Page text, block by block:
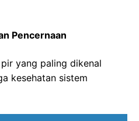
Pencernaan
yang paling dikenal
kesehatan sistem